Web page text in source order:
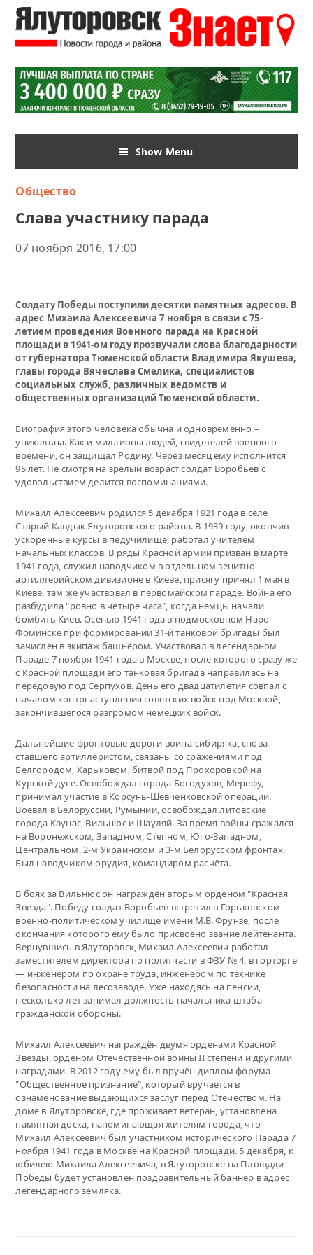
Show Menu
Общество
Слава участнику парада
07 ноября 2016, 17:00
Солдату Победы поступили десятки памятных адресов. В
адрес Михаила Алексеевича 7 ноября в связи с 75-
летием проведения Военного парада на Красной
площади в 1941-ом году прозвучали слова благодарности
от губернатора Тюменской области Владимира Якушева,
главы города Вячеслава Смелика, специалистов
социальных служб, различных ведомств и
общественных организаций Тюменской области.
Биография этого человека обычна и одновременно –
уникальна. Как и миллионы людей, свидетелей военного
времени, он защищал Родину. Через месяц ему исполнится
95 лет. Не смотря на зрелый возраст солдат Воробьев с
удовольствием делится воспоминаниями.
Михаил Алексеевич родился 5 декабря 1921 года в селе
Старый Кавдык Ялуторовского района. В 1939 году, окончив
ускоренные курсы в педучилище, работал учителем
начальных классов. В ряды Красной армии призван в марте
1941 года, служил наводчиком в отдельном зенитно-
артиллерийском дивизионе в Киеве, присягу принял 1 мая в
Киеве, там же участвовал в первомайском параде. Война его
разбудила "ровно в четыре часа", когда немцы начали
бомбить Киев. Осенью 1941 года в подмосковном Наро-
Фоминске при формировании 31-й танковой бригады был
зачислен в экипаж башнёром. Участвовал в легендарном
Параде 7 ноября 1941 года в Москве, после которого сразу же
с Красной площади его танковая бригада направилась на
передовую под Серпухов. День его двадцатилетия совпал с
началом контрнаступления советских войск под Москвой,
закончившегося разгромом немецких войск.
Дальнейшие фронтовые дороги воина-сибиряка, снова
ставшего артиллеристом, связаны со сражениями под
Белгородом, Харьковом, битвой под Прохоровкой на
Курской дуге. Освобождал города Богодухов, Мерефу,
принимал участие в Корсунь-Шевченковской операции.
Воевал в Белоруссии, Румынии, освобождал литовские
города Каунас, Вильнюс и Шауляй. За время войны сражался
на Воронежском, Западном, Степном, Юго-Западном,
Центральном, 2-м Украинском и 3-м Белорусском фронтах.
Был наводчиком орудия, командиром расчёта.
В боях за Вильнюс он награждён вторым орденом "Красная
Звезда". Победу солдат Воробьев встретил в Горьковском
военно-политическом училище имени М.В. Фрунзе, после
окончания которого ему было присвоено звание лейтенанта.
Вернувшись в Ялуторовск, Михаил Алексеевич работал
заместителем директора по политчасти в ФЗУ № 4, в горторге
— инженером по охране труда, инженером по технике
безопасности на лесозаводе. Уже находясь на пенсии,
несколько лет занимал должность начальника штаба
гражданской обороны.
Михаил Алексеевич награждён двумя орденами Красной
Звезды, орденом Отечественной войны II степени и другими
наградами. В 2012 году ему был вручён диплом форума
"Общественное признание", который вручается в
ознаменование выдающихся заслуг перед Отечеством. На
доме в Ялуторовске, где проживает ветеран, установлена
памятная доска, напоминающая жителям города, что
Михаил Алексеевич был участником исторического Парада 7
ноября 1941 года в Москве на Красной площади. 5 декабря, к
юбилею Михаила Алексеевича, в Ялуторовске на Площади
Победы будет установлен поздравительный баннер в адрес
легендарного земляка.